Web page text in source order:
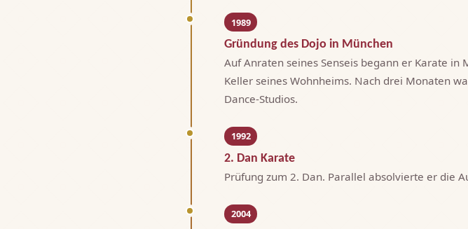
1989
Gründung des Dojo in München
Auf Anraten seines Senseis begann er Karate
Keller seines Wohnheims. Nach drei Monaten
Dance-Studios.
1992
2. Dan Karate
Prüfung zum 2. Dan. Parallel absolvierte er die
2004